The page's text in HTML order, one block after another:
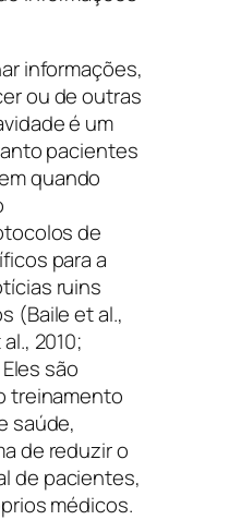
informações,
ou de outras
é um
pacientes
quando
de
para a
ruins
(Baile et al.,
2010;
são
treinamento
saúde,
de reduzir o
de pacientes,
médicos.